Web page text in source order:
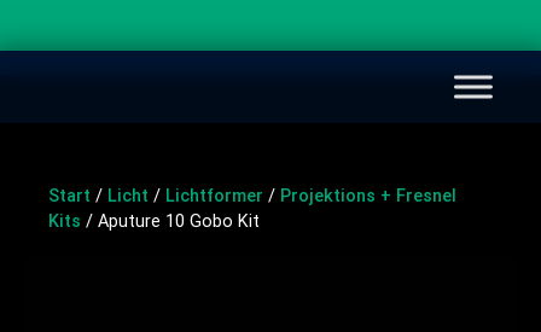
Start / Licht / Lichtformer / Projektions + Fresnel
Kits / Aputure 10 Gobo Kit